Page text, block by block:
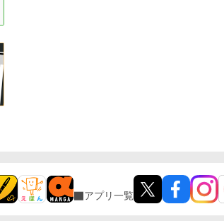
アプリ一覧